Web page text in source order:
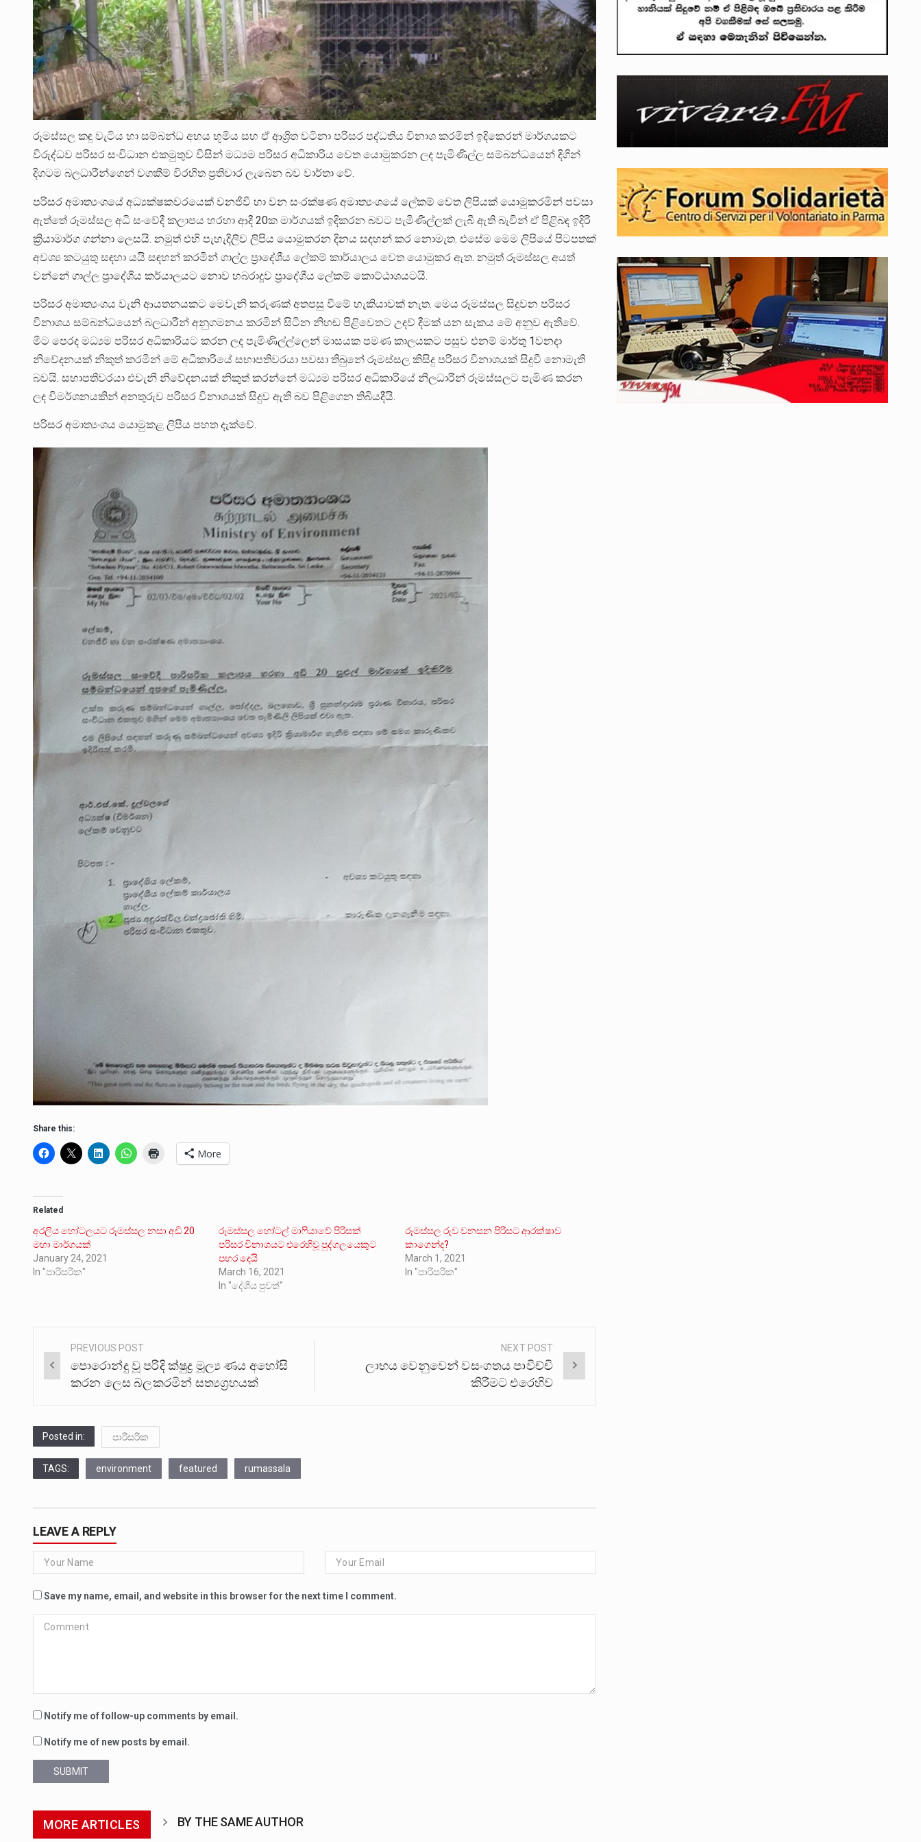
රූමස්සල කඳු වැටිය හා සම්බන්ධ අභය භූමිය සහ ඒ ආශ්‍රිත වටිනා පරිසර පද්ධතිය විනාශ කරමින් ඉදිකෙරන් මාර්ගයකට
විරුද්ධව පරිසර සංවිධාන එකමුතුව විසින් මධ්‍යම පරිසර අධිකාරිය වෙත යොමුකරන ලද පැමිණිල්ල සම්බන්ධයෙන් දිගින්
දිගටම බලධාරීන්ගෙන් වගකීම් විරහිත ප්‍රතිචාර ලැබෙන බව වාර්තා වේ.
පරිසර අමාත්‍යංශයේ අධ්‍යක්ෂකවරයෙක් වනජීවී හා වන සංරක්ෂණ අමාත්‍යංශයේ ලේකම් වෙත ලිපියක් යොමුකරමින් පවසා
ඇත්තේ රූමස්සල අධි සංවේදී කලාපය හරහා ආදී 20ක මාර්ගයක් ඉදිකරන බවට පැමිණිල්ලක් ලැබී ඇති බැවින් ඒ පිළිබඳ ඉදිරි
ක්‍රියාමාර්ග ගන්නා ලෙසයි. නමුත් එහි පැහැදිලිව ලිපිය යොමුකරන දිනය සඳහන් කර නොමැත. එසේම මෙම ලිපියේ පිටපතක්
අවශ්‍ය කටයුතු සඳහා යයි සඳහන් කරමින් ගාල්ල ප්‍රාදේශීය ලේකම් කාර්යාලය වෙත යොමුකර ඇත. නමුත් රූමස්සල අයත්
වන්නේ ගාල්ල ප්‍රාදේශීය කර්යාලයට නොව හබරාදූව ප්‍රාදේශීය ලේකම් කොට්ඨාශයටයි.
පරිසර අමාත්‍යංශය වැනි ආයතනයකට මෙවැනි කරුණක් අතපසු වීමේ හැකියාවක් නැත. මෙය රූමස්සල සිදුවන පරිසර
විනාශය සම්බන්ධයෙන් බලධාරීන් අනුගමනය කරමින් සිටින නිහඬ පිළිවෙතට උදව් දීමක් යන සැකය මේ අනුව ඇතිවේ.
මීට පෙරද මධ්‍යම පරිසර අධිකාරියට කරන ලද පැමිණිල්ල්ලෙන් මාසයක පමණ කාලයකට පසුව එනම් මාර්තු 1වනදා
නිවේදනයක් නිකුත් කරමින් මේ අධිකාරියේ සභාපතිවරයා පවසා තිබුනේ රූමස්සල කිසිදු පරිසර විනාශයක් සිදුවී නොමැති
බවයි. සභාපතිවරයා එවැනි නිවේදනයක් නිකුත් කරන්නේ මධ්‍යම පරිසර අධිකාරියේ නිලධාරීන් රූමස්සලට පැමිණ කරන
ලද විමර්ශනයකින් අනතුරුව පරිසර විනාශයක් සිදුව ඇති බව පිළිගෙන තිබියදීයි.
පරිසර අමාත්‍යංශය යොමුකළ ලිපිය පහත දැක්වේ.
Share this:
More
Related
අරලිය හෝටලයට රූමස්සල නසා අඩි 20
මහා මාර්ගයක්
January 24, 2021
In "පාරිසරික"
රූමස්සල හෝටල් මාෆියාවේ පිරිසක්
පරිසර විනාශයට එරෙහිවූ පුද්ගලයෙකුට
පහර දෙයි
March 16, 2021
In "දේශීය පුවත්"
රූමස්සල රුව වනසන පිරිසට ආරක්ෂාව
කාගෙන්ද?
March 1, 2021
In "පාරිසරික"
Post
navigation
PREVIOUS POST
පොරොන්දු වූ පරිදි ක්ෂුද්‍ර මූල්‍ය ණය අහෝසි
කරන ලෙස බලකරමින් සත්‍යග්‍රහයක්
NEXT POST
ලාභය වෙනුවෙන් වසංගතය පාවිච්චි
කිරීමට එරෙහිව
Posted in: පාරිසරික
TAGS: environment featured rumassala
LEAVE A REPLY
Save my name, email, and website in this browser for the next time I comment.
Notify me of follow-up comments by email.
Notify me of new posts by email.
SUBMIT
MORE ARTICLES BY THE SAME AUTHOR